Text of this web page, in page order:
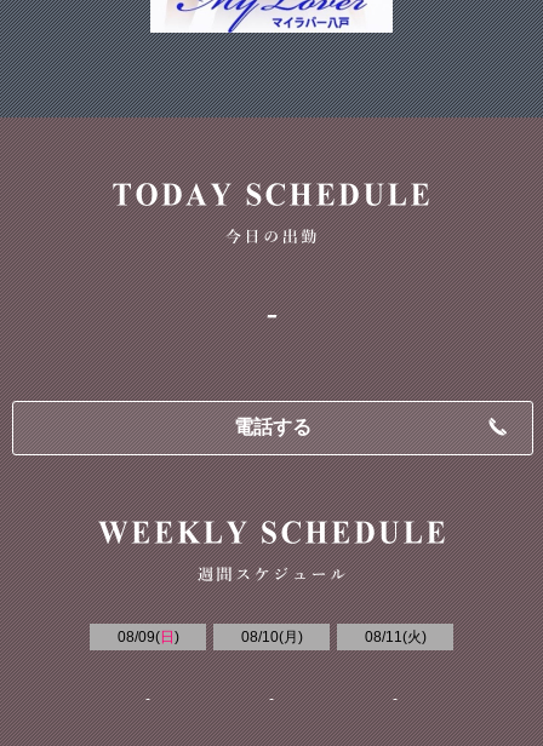
-
電話する
08/09(日 )
-
08/10(月 )
-
08/11(火)
-